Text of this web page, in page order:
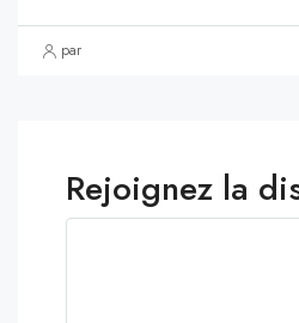
par
Rejoignez la